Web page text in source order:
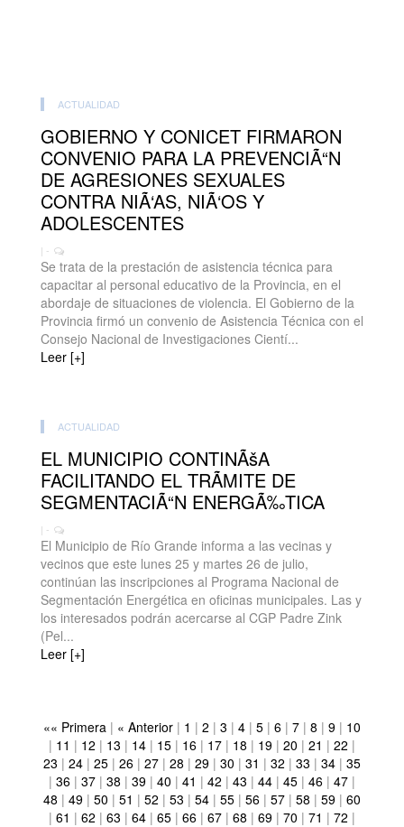
ACTUALIDAD
GOBIERNO Y CONICET FIRMARON
CONVENIO PARA LA PREVENCIÃ“N
DE AGRESIONES SEXUALES
CONTRA NIÃ‘AS, NIÃ‘OS Y
ADOLESCENTES
| -
Se trata de la prestación de asistencia técnica para
capacitar al personal educativo de la Provincia, en el
abordaje de situaciones de violencia. El Gobierno de la
Provincia firmó un convenio de Asistencia Técnica con el
Consejo Nacional de Investigaciones Cientí...
Leer [+]
ACTUALIDAD
EL MUNICIPIO CONTINÃšA
FACILITANDO EL TRÃMITE DE
SEGMENTACIÃ“N ENERGÃ‰TICA
| -
El Municipio de Río Grande informa a las vecinas y
vecinos que este lunes 25 y martes 26 de julio,
continúan las inscripciones al Programa Nacional de
Segmentación Energética en oficinas municipales. Las y
los interesados podrán acercarse al CGP Padre Zink
(Pel...
Leer [+]
«« Primera | « Anterior | 1 | 2 | 3 | 4 | 5 | 6 | 7 | 8 | 9 | 10
| 11 | 12 | 13 | 14 | 15 | 16 | 17 | 18 | 19 | 20 | 21 | 22 |
23 | 24 | 25 | 26 | 27 | 28 | 29 | 30 | 31 | 32 | 33 | 34 | 35
| 36 | 37 | 38 | 39 | 40 | 41 | 42 | 43 | 44 | 45 | 46 | 47 |
48 | 49 | 50 | 51 | 52 | 53 | 54 | 55 | 56 | 57 | 58 | 59 | 60
| 61 | 62 | 63 | 64 | 65 | 66 | 67 | 68 | 69 | 70 | 71 | 72 |